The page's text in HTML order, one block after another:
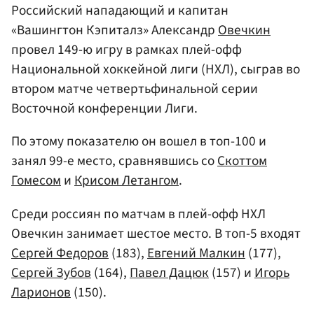
Российский нападающий и капитан
«Вашингтон Кэпиталз» АлександрОвечкин
провел 149-ю игру в рамках плей-офф
Национальной хоккейной лиги (НХЛ), сыграв во
втором матче четвертьфинальной серии
Восточной конференции Лиги.
По этому показателю он вошел в топ-100 и
занял 99-е место, сравнявшись соСкоттом
ГомесомиКрисом Летангом.
Среди россиян по матчам в плей-офф НХЛ
Овечкин занимает шестое место. В топ-5 входят
Сергей Федоров (183), Евгений Малкин (177),
Сергей Зубов (164), Павел Дацюк (157) и Игорь
Ларионов (150).